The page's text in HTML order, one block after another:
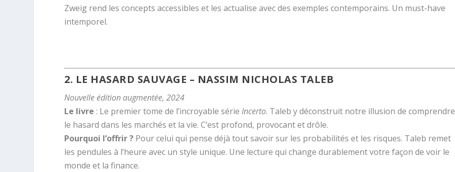
Zweig rend les concepts accessibles et les actualise avec des exemples contemporains. Un must-have
intemporel.
2. LE HASARD SAUVAGE – NASSIM NICHOLAS TALEB
Nouvelle édition augmentée, 2024
Le livre : Le premier tome de l’incroyable sérieIncerto. Taleb y déconstruit notre illusion de comprendre
le hasard dans les marchés et la vie. C’est profond, provocant et drôle.
Pourquoi l’offrir ? Pour celui qui pense déjà tout savoir sur les probabilités et les risques. Taleb remet
les pendules à l’heure avec un style unique. Une lecture qui change durablement votre façon de voir le
monde et la finance.